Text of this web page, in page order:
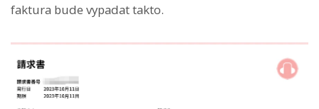
faktura bude vypadat takto.